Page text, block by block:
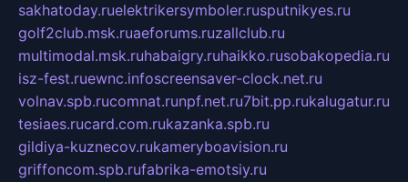
sakhatoday.ruelektrikersymboler.rusputnikyes.ru
golf2club.msk.ruaeforums.ruzallclub.ru
multimodal.msk.ruhabaigry.ruhaikko.rusobakopedia.ru
isz-fest.ruewnc.infoscreensaver-clock.net.ru
volnav.spb.rucomnat.runpf.net.ru7bit.pp.rukalugatur.ru
tesiaes.rucard.com.rukazanka.spb.ru
gildiya-kuznecov.rukameryboavision.ru
griffoncom.spb.rufabrika-emotsiy.ru